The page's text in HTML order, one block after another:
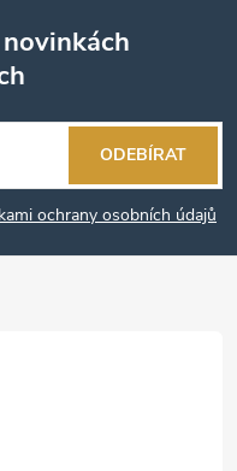
ochrany osobních údajů
ODEBÍRAT